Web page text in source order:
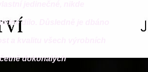
dílo. Důsledně je dbáno
dokonalých